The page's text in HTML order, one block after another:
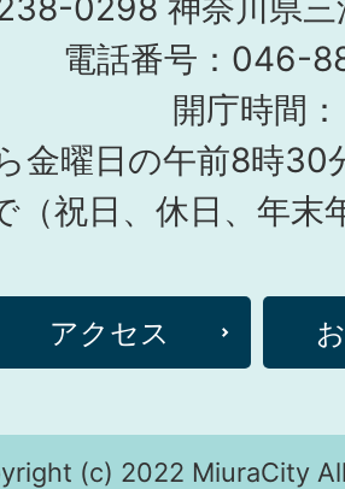
電話番号：046-
開庁時間：
金曜日の午前8時30
（祝日、休日、年末
アクセス
(c) 2022 MiuraCity